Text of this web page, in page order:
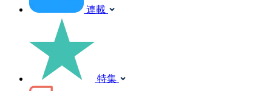
連載
特集